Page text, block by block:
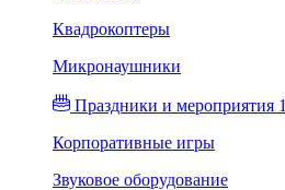
Квадрокоптеры
Микронаушники
Праздники и мероприятия 1
Корпоративные игры
Звуковое оборудование